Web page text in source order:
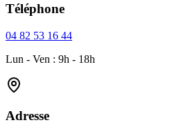
Téléphone
04 82 53 16 44
Lun - Ven : 9h - 18h
Adresse